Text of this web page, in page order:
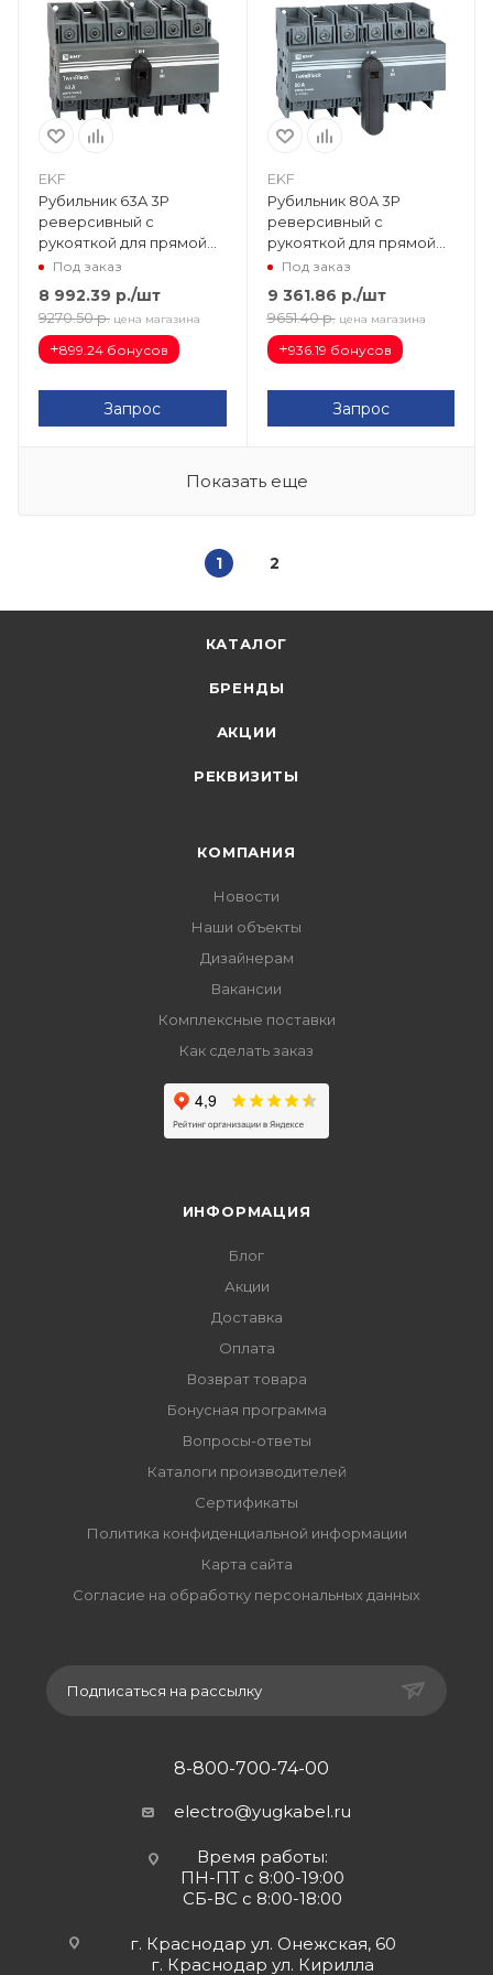
EKF
Рубильник 63A 3P
реверсивный c
рукояткой для прямой
установки TwinBlock EKF
tb-s-63-3p-rev
Под заказ
8 992.39 р./шт
9270.50 р. цена магазина
+899.24 бонусов
Запрос
EKF
Рубильник 80A 3P
реверсивный c
рукояткой для прямой
установки TwinBlock EKF
tb-s-80-3p-rev
Под заказ
9 361.86 р./шт
9651.40 р. цена магазина
+936.19 бонусов
Запрос
Показать еще
1 2
КАТАЛОГ
БРЕНДЫ
АКЦИИ
РЕКВИЗИТЫ
КОМПАНИЯ
Новости
Наши объекты
Дизайнерам
Вакансии
Комплексные поставки
Как сделать заказ
ИНФОРМАЦИЯ
Блог
Акции
Доставка
Оплата
Возврат товара
Бонусная программа
Вопросы-ответы
Каталоги производителей
Сертификаты
Политика конфиденциальной информации
Карта сайта
Согласие на обработку персональных данных
Подписаться на рассылку
8-800-700-74-00
electro@yugkabel.ru
Время работы:
ПН-ПТ с 8:00-19:00
СБ-ВС с 8:00-18:00
г. Краснодар ул. Онежская, 60
г. Краснодар ул. Кирилла